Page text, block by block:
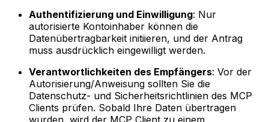
Authentifizierung und Einwilligung: Nur
autorisierte Kontoinhaber können die
Datenübertragbarkeit initiieren, und der Antrag
muss ausdrücklich eingewilligt werden.
Verantwortlichkeiten des Empfängers: Vor der
Autorisierung/Anweisung sollten Sie die
Datenschutz- und Sicherheitsrichtlinien des MCP
Clients prüfen. Sobald Ihre Daten übertragen